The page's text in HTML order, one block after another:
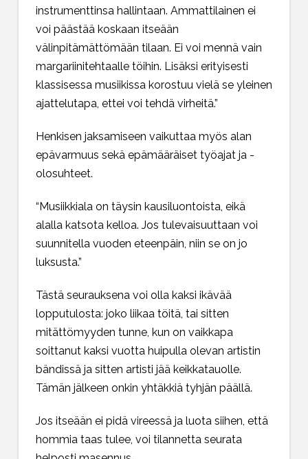
instrumenttinsa hallintaan. Ammattilainen ei
voi päästää koskaan itseään
välinpitämättömään tilaan. Ei voi mennä vain
margariinitehtaalle töihin. Lisäksi erityisesti
klassisessa musiikissa korostuu vielä se yleinen
ajattelutapa, ettei voi tehdä virheitä.”
Henkisen jaksamiseen vaikuttaa myös alan
epävarmuus sekä epämääräiset työajat ja -
olosuhteet.
“Musiikkiala on täysin kausiluontoista, eikä
alalla katsota kelloa. Jos tulevaisuuttaan voi
suunnitella vuoden eteenpäin, niin se on jo
luksusta.”
Tästä seurauksena voi olla kaksi ikävää
lopputulosta: joko liikaa töitä, tai sitten
mitättömyyden tunne, kun on vaikkapa
soittanut kaksi vuotta huipulla olevan artistin
bändissä ja sitten artisti jää keikkatauolle.
Tämän jälkeen onkin yhtäkkiä tyhjän päällä.
Jos itseään ei pidä vireessä ja luota siihen, että
hommia taas tulee, voi tilannetta seurata